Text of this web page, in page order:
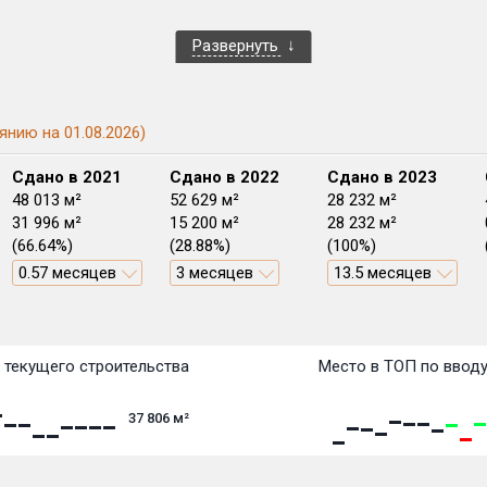
Развернуть
на 01.08.2026)
Сдано в 2021
48 013 м²
31 996 м²
(66.64%)
0.57 месяцев
Сдано в 2022
52 629 м²
15 200 м²
(28.88%)
3 месяцев
Сдано в 2023
28 232 м²
28 232 м²
(100%)
13.5 месяцев
строительства
37 806 м²
Место в ТОП по